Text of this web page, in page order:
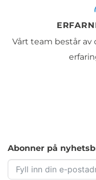
Vårt team består
Abonner på